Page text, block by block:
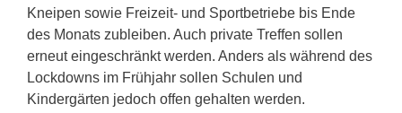
Kneipen sowie Freizeit- und Sportbetriebe bis Ende
des Monats zubleiben. Auch private Treffen sollen
erneut eingeschränkt werden. Anders als während des
Lockdowns im Frühjahr sollen Schulen und
Kindergärten jedoch offen gehalten werden.